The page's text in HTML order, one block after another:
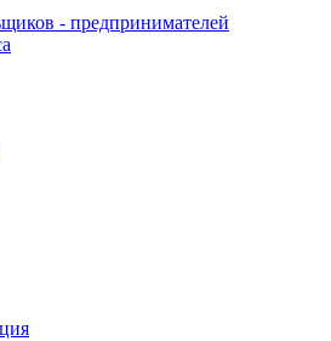
- предпринимателей